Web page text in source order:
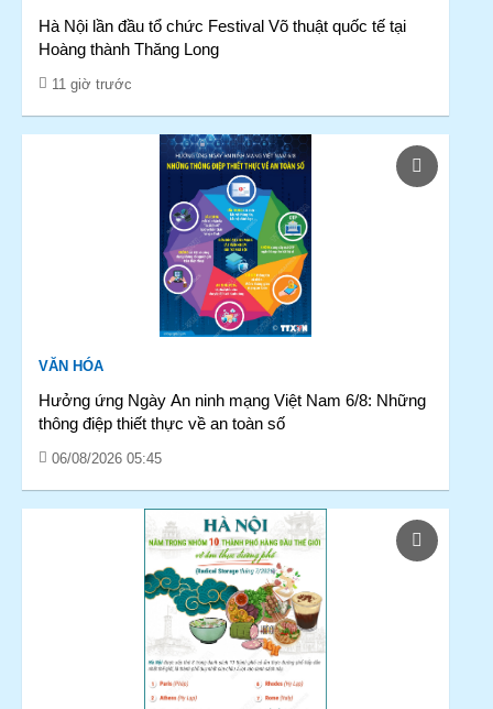
Hà Nội lần đầu tổ chức Festival Võ thuật quốc tế tại
Hoàng thành Thăng Long
11 giờ trước
VĂN HÓA
Hưởng ứng Ngày An ninh mạng Việt Nam 6/8: Những
thông điệp thiết thực về an toàn số
06/08/2026 05:45